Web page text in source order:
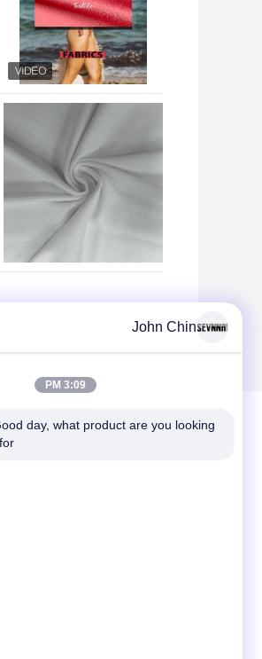
John Chin
3:09 PM
day, what product are you looking
for?